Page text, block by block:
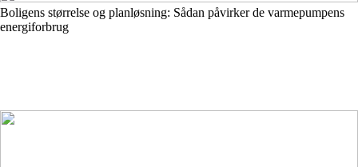
Boligens størrelse og planløsning: Sådan påvirker de varmepumpens
energiforbrug